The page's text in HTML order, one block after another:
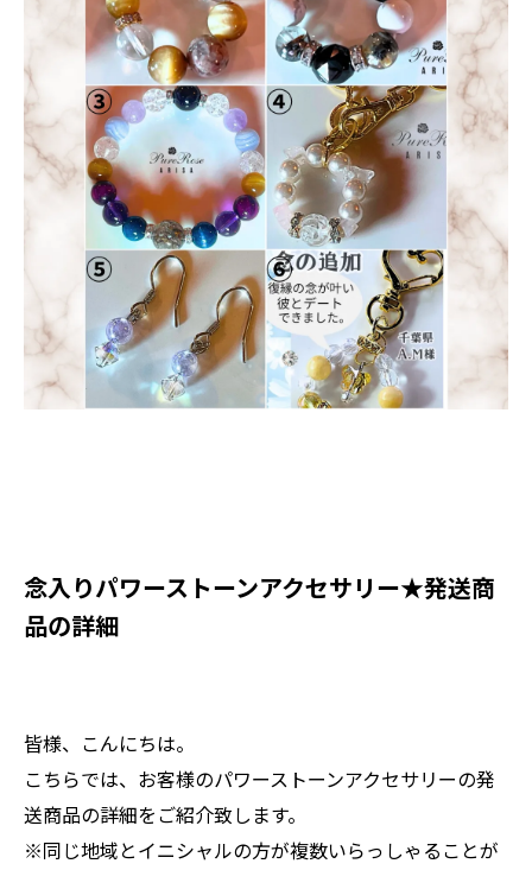
​念入りパワーストーンアクセサリー★発送商
品の詳細
皆様、こんにちは。
こちらでは、お客様のパワーストーンアクセサリーの発
送商品の詳細をご紹介致します。
※同じ地域とイニシャルの方が複数いらっしゃることが